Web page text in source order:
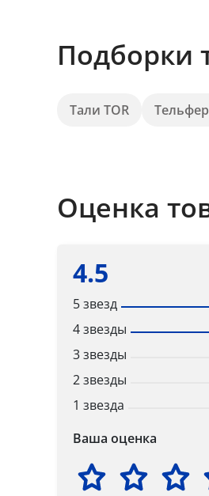
Подборки
Тали TOR
Оценка
4.5
5 звезд
4 звезды
3 звезды
2 звезды
1 звезда
Ваша оценка